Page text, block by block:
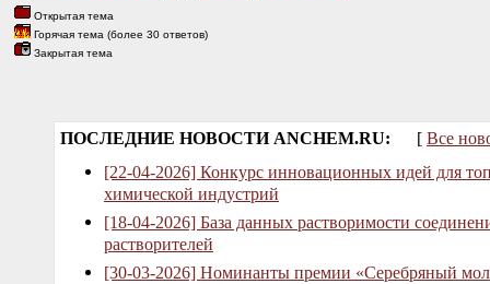
Открытая тема
Горячая тема (более 30 ответов)
Закрытая тема
ПОСЛЕДНИЕ НОВОСТИ ANCHEM.RU: [ Все
[22-04-2026] Конкурс инновационных идей для
химической индустрий
[18-04-2026] База данных растворимости
растворителей
[30-03-2026] Номинанты премии «Серебряный